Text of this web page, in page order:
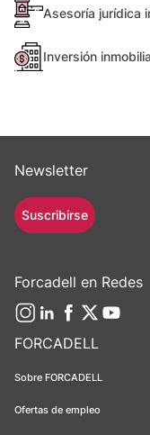
Asesoría jurídica
Inversión
FORCADELL
Sobre FORCADELL
Ofertas de empleo
Newsletter
Suscribirse
Forcadell en Redes